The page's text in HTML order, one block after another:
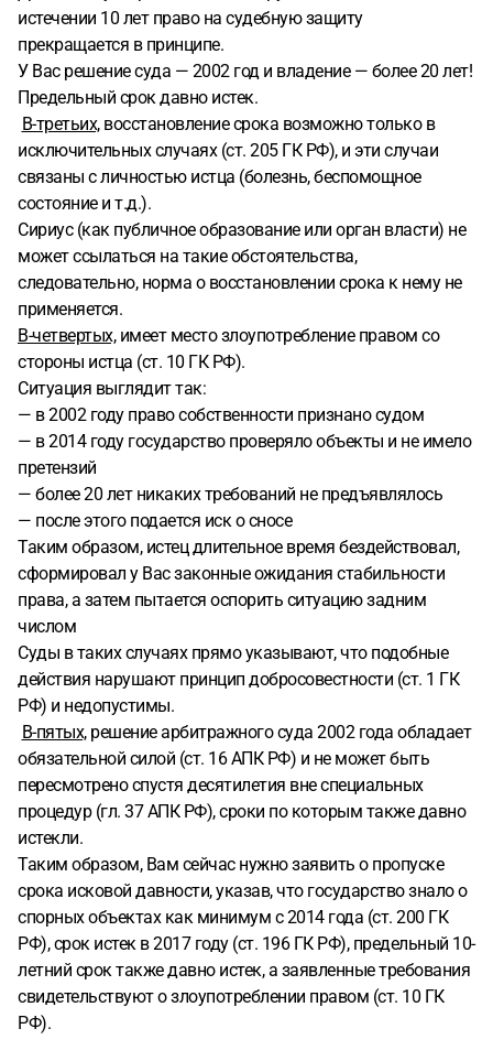
истечении 10 лет право на судебную защиту
прекращается в принципе.
У Вас решение суда — 2002 год и владение — более 20 лет!
Предельный срок давно истек.
В-третьих,восстановление срока возможно только в
исключительных случаях (ст. 205 ГК РФ), и эти случаи
связаны с личностью истца (болезнь, беспомощное
состояние и т.д.).
Сириус (как публичное образование или орган власти) не
может ссылаться на такие обстоятельства,
следовательно, норма о восстановлении срока к нему не
применяется.
В-четвертых,имеет место злоупотребление правом со
стороны истца (ст. 10 ГК РФ).
Ситуация выглядит так:
— в 2002 году право собственности признано судом
— в 2014 году государство проверяло объекты и не имело
претензий
— более 20 лет никаких требований не предъявлялось
— после этого подается иск о сносе
Таким образом, истец длительное время бездействовал,
сформировал у Вас законные ожидания стабильности
права, а затем пытается оспорить ситуацию задним
числом
Суды в таких случаях прямо указывают, что подобные
действия нарушают принцип добросовестности (ст. 1 ГК
РФ) и недопустимы.
В-пятых,решение арбитражного суда 2002 года обладает
обязательной силой (ст. 16 АПК РФ) и не может быть
пересмотрено спустя десятилетия вне специальных
процедур (гл. 37 АПК РФ), сроки по которым также давно
истекли.
Таким образом, Вам сейчас нужно заявить о пропуске
срока исковой давности, указав, что государство знало о
спорных объектах как минимум с 2014 года (ст. 200 ГК
РФ), срок истек в 2017 году (ст. 196 ГК РФ), предельный 10-
летний срок также давно истек, а заявленные требования
свидетельствуют о злоупотреблении правом (ст. 10 ГК
РФ).